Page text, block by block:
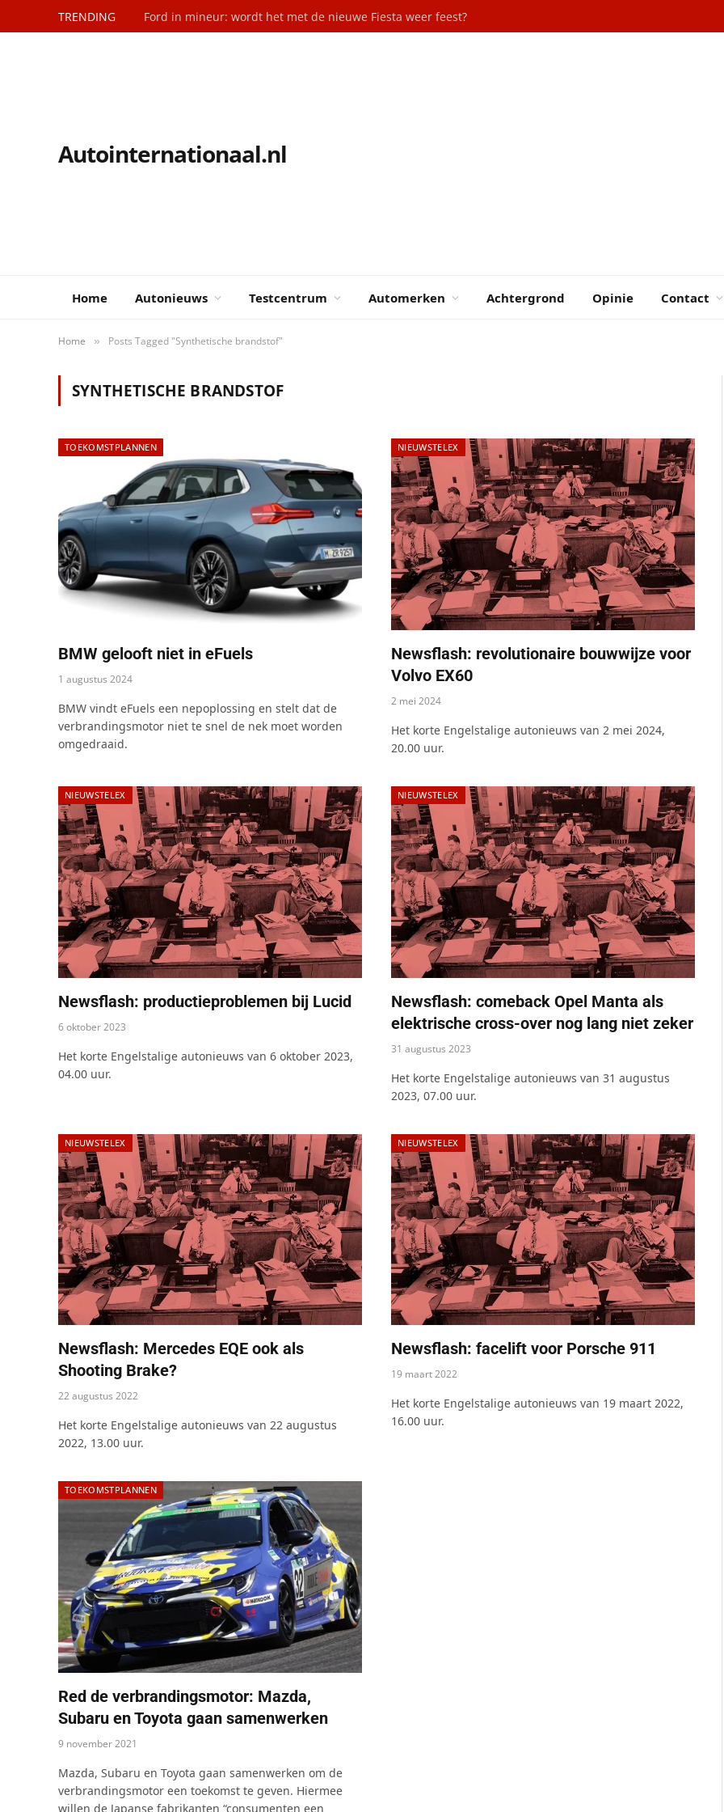
TRENDING Ford in mineur: wordt het met de nieuwe Fiesta weer feest?
Autointernationaal.nl
Home Autonieuws Testcentrum Automerken Achtergrond Opinie Contact
Home » Posts Tagged "Synthetische brandstof"
SYNTHETISCHE BRANDSTOF
TOEKOMSTPLANNEN
BMW gelooft niet in eFuels
1 augustus 2024
BMW vindt eFuels een nepoplossing en stelt dat de
verbrandingsmotor niet te snel de nek moet worden
omgedraaid.
NIEUWSTELEX
Newsflash: revolutionaire bouwwijze voor
Volvo EX60
2 mei 2024
Het korte Engelstalige autonieuws van 2 mei 2024,
20.00 uur.
NIEUWSTELEX
Newsflash: productieproblemen bij Lucid
6 oktober 2023
Het korte Engelstalige autonieuws van 6 oktober 2023,
04.00 uur.
NIEUWSTELEX
Newsflash: comeback Opel Manta als
elektrische cross-over nog lang niet zeker
31 augustus 2023
Het korte Engelstalige autonieuws van 31 augustus
2023, 07.00 uur.
NIEUWSTELEX
Newsflash: Mercedes EQE ook als
Shooting Brake?
22 augustus 2022
Het korte Engelstalige autonieuws van 22 augustus
2022, 13.00 uur.
NIEUWSTELEX
Newsflash: facelift voor Porsche 911
19 maart 2022
Het korte Engelstalige autonieuws van 19 maart 2022,
16.00 uur.
TOEKOMSTPLANNEN
Red de verbrandingsmotor: Mazda,
Subaru en Toyota gaan samenwerken
9 november 2021
Mazda, Subaru en Toyota gaan samenwerken om de
verbrandingsmotor een toekomst te geven. Hiermee
willen de Japanse fabrikanten “consumenten een